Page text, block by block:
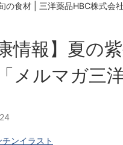
の食材 | 三洋薬品HBC株式会社
康情報】夏の
メルマガ三